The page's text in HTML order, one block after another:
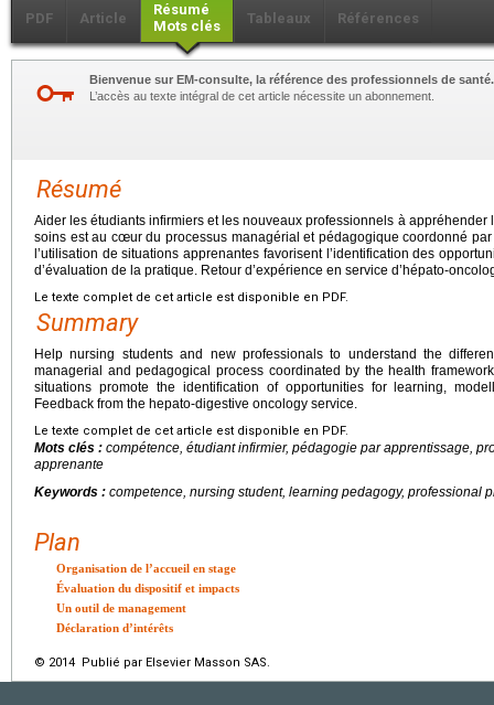
PDF Article
Résumé
Mots clés
Tableaux Références
Bienvenue sur EM-consulte, la référence des professionnels de santé.
L’accès au texte intégral de cet article nécessite un abonnement.
Résumé
Aider les étudiants infirmiers et les nouveaux professionnels à appréhender
soins est au cœur du processus managérial et pédagogique coordonné
l’utilisation de situations apprenantes favorisent l’identification des
d’évaluation de la pratique. Retour d’expérience en service d’hépato-
Le texte complet de cet article est disponible en PDF.
Summary
Help nursing students and new professionals to understand the
managerial and pedagogical process coordinated by the health
situations promote the identification of opportunities for learning,
Feedback from the hepato-digestive oncology service.
Le texte complet de cet article est disponible en PDF.
Mots clés : compétence, étudiant infirmier, pédagogie par apprentissage,
apprenante
Keywords : competence, nursing student, learning pedagogy, professional
Plan
Organisation de l’accueil en stage
Évaluation du dispositif et impacts
Un outil de management
Déclaration d’intérêts
© 2014 Publié par Elsevier Masson SAS.